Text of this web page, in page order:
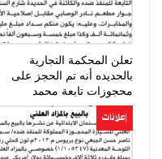
تعلن المحكمة التجارية
بالحديده أنه تم الحجز على
محجوزات تابعة محمد
المحرقي
إعلانات